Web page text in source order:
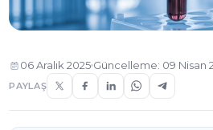
06 Aralık 2025 Güncelleme: 09 Nisan
PAYLAŞ